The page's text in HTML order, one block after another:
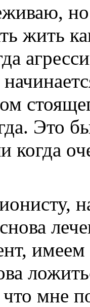
но
жить
Это
когда
имеем
мне